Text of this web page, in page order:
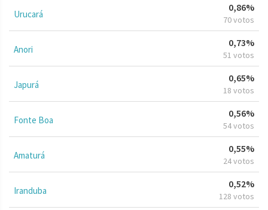
Urucará
0,86%
70 votos
Anori
0,73%
51 votos
Japurá
0,65%
18 votos
Fonte Boa
0,56%
54 votos
Amaturá
0,55%
24 votos
Iranduba
0,52%
128 votos